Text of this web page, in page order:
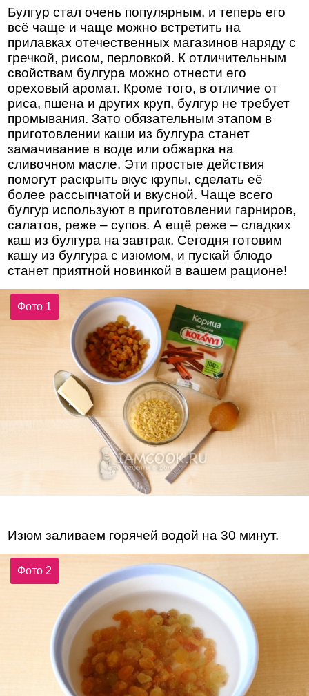
Булгур стал очень популярным, и теперь его
всё чаще и чаще можно встретить на
прилавках отечественных магазинов наряду с
гречкой, рисом, перловкой. К отличительным
свойствам булгура можно отнести его
ореховый аромат. Кроме того, в отличие от
риса, пшена и других круп, булгур не требует
промывания. Зато обязательным этапом в
приготовлении каши из булгура станет
замачивание в воде или обжарка на
сливочном масле. Эти простые действия
помогут раскрыть вкус крупы, сделать её
более рассыпчатой и вкусной. Чаще всего
булгур используют в приготовлении гарниров,
салатов, реже – супов. А ещё реже – сладких
каш из булгура на завтрак. Сегодня готовим
кашу из булгура с изюмом, и пускай блюдо
станет приятной новинкой в вашем рационе!
Фото 1
Изюм заливаем горячей водой на 30 минут.
Фото 2